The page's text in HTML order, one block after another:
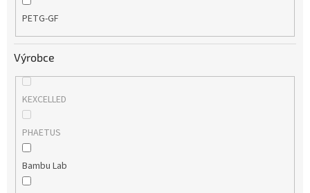
PETG-GF
Výrobce
KEXCELLED
PHAETUS
Bambu Lab